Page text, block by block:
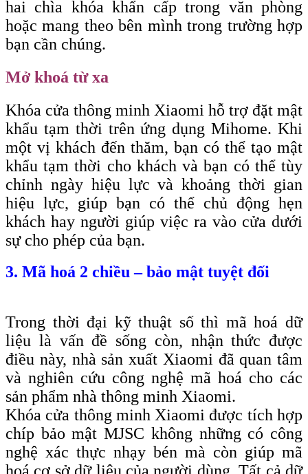
hai chìa khóa khẩn cấp trong văn phòng
hoặc mang theo bên mình trong trường hợp
bạn cần chúng.
Mở khoá từ xa
Khóa cửa thông minh Xiaomi hỗ trợ đặt mật
khẩu tạm thời trên ứng dụng Mihome. Khi
một vị khách đến thăm, bạn có thể tạo mật
khẩu tạm thời cho khách và bạn có thể tùy
chỉnh ngày hiệu lực và khoảng thời gian
hiệu lực, giúp bạn có thể chủ động hẹn
khách hay người giúp việc ra vào cửa dưới
sự cho phép của bạn.
3. Mã hoá 2 chiều – bảo mật tuyệt đối
Trong thời đại kỹ thuật số thì mã hoá dữ
liệu là vấn đề sống còn, nhận thức được
điều này, nhà sản xuất Xiaomi đã quan tâm
và nghiên cứu công nghệ mã hoá cho các
sản phẩm nhà thông minh Xiaomi.
Khóa cửa thông minh Xiaomi được tích hợp
chíp bảo mật MJSC không những có công
nghệ xác thực nhạy bén mà còn giúp mã
hoá cơ sở dữ liệu của người dùng. Tất cả dữ